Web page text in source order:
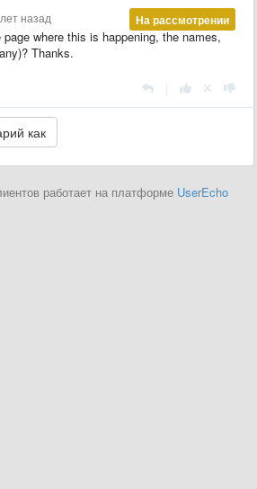
На рассмотрении
назад
where this is happening, the names,
Thanks.
работает на платформе UserEcho